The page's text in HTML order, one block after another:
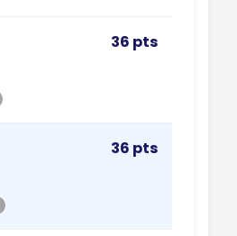
36 pts
36 pts